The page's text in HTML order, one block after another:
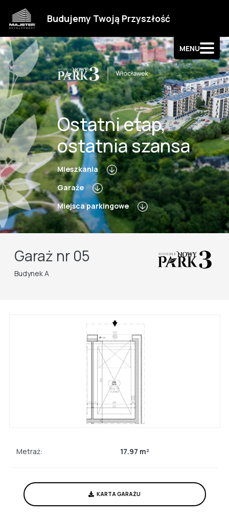
Budujemy Twoją Przyszłość
MENU
Kontakt
Ostatni etap,
ostatnia szansa
Mieszkania
Garaże
Miejsca parkingowe
Garaż nr 05
Budynek A
Metraż: 17.97 m²
KARTA GARAŻU